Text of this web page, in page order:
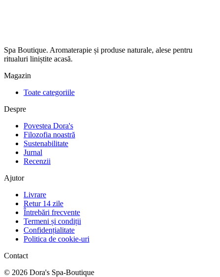
Spa Boutique. Aromaterapie și produse naturale, alese pentru
ritualuri liniștite acasă.
Magazin
Toate categoriile
Despre
Povestea Dora's
Filozofia noastră
Sustenabilitate
Jurnal
Recenzii
Ajutor
Livrare
Retur 14 zile
Întrebări frecvente
Termeni și condiții
Confidențialitate
Politica de cookie-uri
Contact
© 2026 Dora's Spa-Boutique